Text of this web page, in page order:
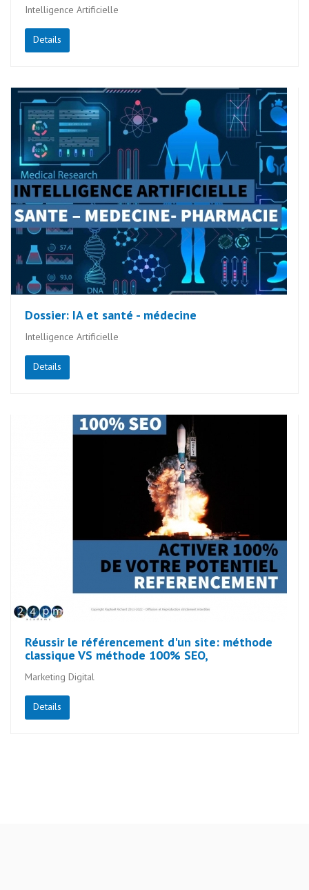
Intelligence Artificielle
Details
Dossier: IA et santé - médecine
Intelligence Artificielle
Details
Réussir le référencement d'un site: méthode
classique VS méthode 100% SEO,
Marketing Digital
Details